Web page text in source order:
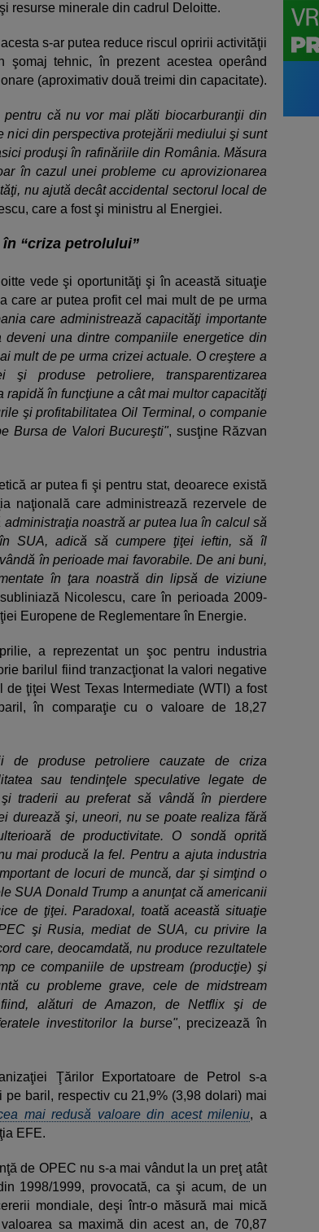
resurse minerale din cadrul Deloitte.
s-ar putea reduce riscul opririi activităţii
şomaj tehnic, în prezent acestea operând
(aproximativ două treimi din capacitate).
că nu vor mai plăti biocarburanţii din
nici din perspectiva protejării mediului şi sunt
produşi în rafinăriile din România. Măsura
în cazul unei probleme cu aprovizionarea
nu ajută decât accidental sectorul local de
care a fost şi ministru al Energiei.
“criza petrolului”
vede şi oportunităţi şi în această situaţie
care ar putea profit cel mai mult de pe urma
care administrează capacităţi importante
una dintre companiile energetice din
mult de pe urma crizei actuale. O creştere a
produse petroliere, transparentizarea
în funcţiune a cât mai multor capacităţi
şi profitabilitatea Oil Terminal, o companie
Bursa de Valori Bucureşti", susţine Răzvan
ar putea fi şi pentru stat, deoarece există
naţională care administrează rezervele de
noastră ar putea lua în calcul să
SUA, adică să cumpere ţiţei ieftin, să îl
în perioade mai favorabile. De ani buni,
în ţara noastră din lipsă de viziune
Nicolescu, care în perioada 2009-
Europene de Reglementare în Energie.
a reprezentat un şoc pentru industria
barilul fiind tranzacţionat la valori negative
ţiţei West Texas Intermediate (WTI) a fost
în comparaţie cu o valoare de 18,27
de produse petroliere cauzate de criza
sau tendinţele speculative legate de
traderii au preferat să vândă în pierdere
durează şi, uneori, nu se poate realiza fără
de productivitate. O sondă oprită
mai producă la fel. Pentru a ajuta industria
de locuri de muncă, dar şi simţind o
SUA Donald Trump a anunţat că americanii
de ţiţei. Paradoxal, toată această situaţie
şi Rusia, mediat de SUA, cu privire la
care, deocamdată, nu produce rezultatele
ce companiile de upstream (producţie) şi
cu probleme grave, cele de midstream
alături de Amazon, de Netflix şi de
investitorilor la burse", precizează în
Ţărilor Exportatoare de Petrol s-a
baril, respectiv cu 21,9% (3,98 dolari) mai
mai redusă valoare din acest mileniu, a
EFE.
de OPEC nu s-a mai vândut la un preţ atât
1998/1999, provocată, ca şi acum, de un
mondiale, deşi într-o măsură mai mică
sa maximă din acest an, de 70,87